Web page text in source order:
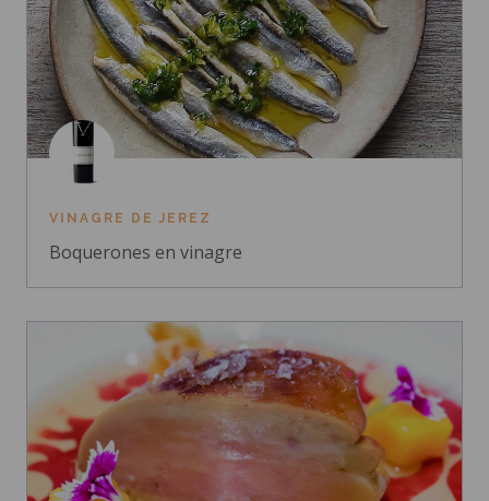
VINAGRE DE JEREZ
Boquerones en vinagre